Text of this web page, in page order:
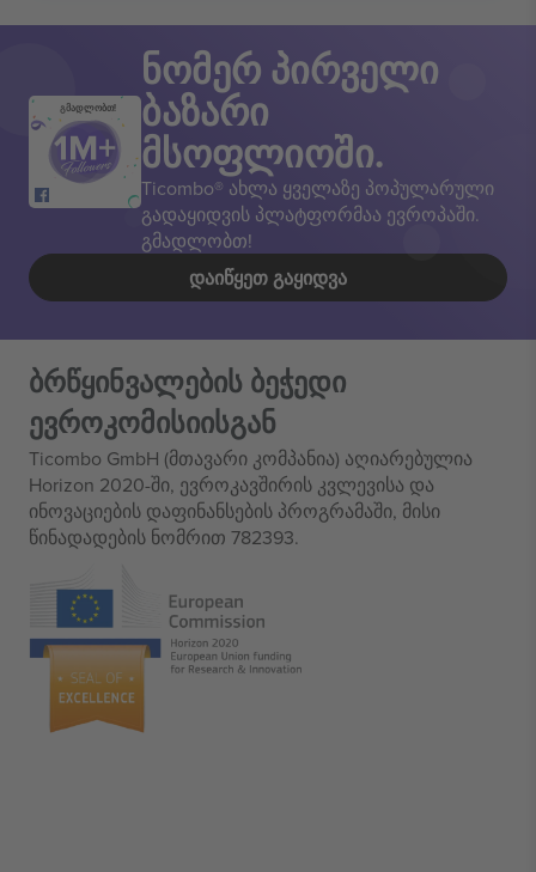
გმადლობთ!
ნომერ პირველი
ბაზარი
მსოფლიოში.
Ticombo® ახლა ყველაზე პოპულარული
გადაყიდვის პლატფორმაა ევროპაში.
გმადლობთ!
ᲓᲐᲘᲬᲧᲔᲗ ᲒᲐᲧᲘᲓᲕᲐ
ბრწყინვალების ბეჭედი
ევროკომისიისგან
Ticombo GmbH (მთავარი კომპანია) აღიარებულია
Horizon 2020-ში, ევროკავშირის კვლევისა და
ინოვაციების დაფინანსების პროგრამაში, მისი
წინადადების ნომრით 782393.